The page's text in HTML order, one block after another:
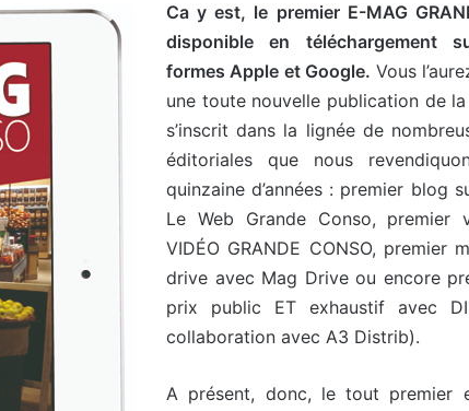
Ca y est, le premier E-MAG
disponible en téléchargement
formes Apple et Google. Vous
une toute nouvelle publication de
s’inscrit dans la lignée de
éditoriales que nous
quinzaine d’années : premier blog
Le Web Grande Conso, premier
VIDÉO GRANDE CONSO, premier
drive avec Mag Drive ou encore
prix public ET exhaustif avec
collaboration avec A3 Distrib).
A présent, donc, le tout premier